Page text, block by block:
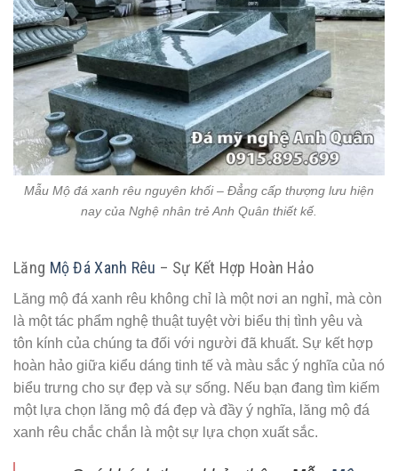
Mẫu Mộ đá xanh rêu nguyên khối – Đẳng cấp thượng lưu hiện
nay của Nghệ nhân trẻ Anh Quân thiết kế.
Lăng Mộ Đá Xanh Rêu – Sự Kết Hợp Hoàn Hảo
Lăng mộ đá xanh rêu không chỉ là một nơi an nghỉ, mà còn
là một tác phẩm nghệ thuật tuyệt vời biểu thị tình yêu và
tôn kính của chúng ta đối với người đã khuất. Sự kết hợp
hoàn hảo giữa kiểu dáng tinh tế và màu sắc ý nghĩa của nó
biểu trưng cho sự đẹp và sự sống. Nếu bạn đang tìm kiếm
một lựa chọn lăng mộ đá đẹp và đầy ý nghĩa, lăng mộ đá
xanh rêu chắc chắn là một sự lựa chọn xuất sắc.